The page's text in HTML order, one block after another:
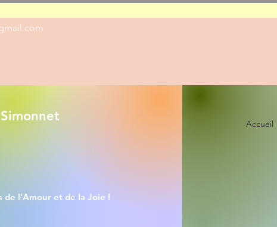
de l'Amour et de la Joie !
Accueil